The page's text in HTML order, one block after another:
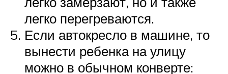
легко перегреваются.
Если автокресло в машине, то
вынести ребенка на улицу
можно в обычном конверте: